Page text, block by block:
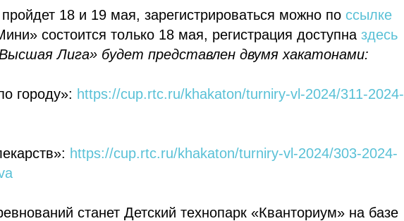
18 и 19 мая, зарегистрироваться можно по ссылке
состоится только 18 мая, регистрация доступна здесь
Лига» будет представлен двумя хакатонами:
городу»: https://cup.rtc.ru/khakaton/turniry-vl-2024/311-2024-
https://cup.rtc.ru/khakaton/turniry-vl-2024/303-2024-
станет Детский технопарк «Кванториум» на базе